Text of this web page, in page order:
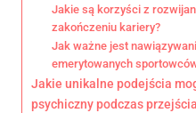
Jakie są korzyści z
zakończeniu kariery?
Jak ważne jest
emerytowanych
Jakie unikalne podejścia
psychiczny podczas